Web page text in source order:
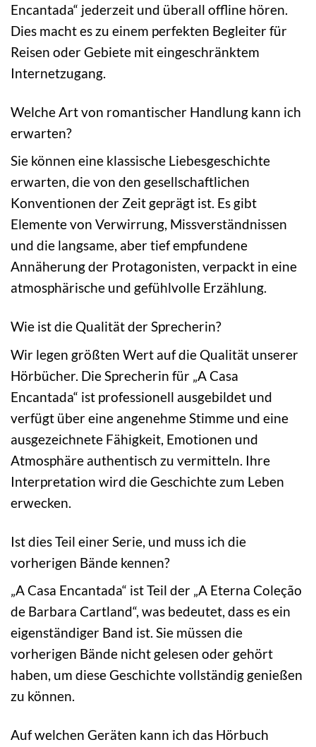
Encantada“ jederzeit und überall offline hören.
Dies macht es zu einem perfekten Begleiter für
Reisen oder Gebiete mit eingeschränktem
Internetzugang.
Welche Art von romantischer Handlung kann ich
erwarten?
Sie können eine klassische Liebesgeschichte
erwarten, die von den gesellschaftlichen
Konventionen der Zeit geprägt ist. Es gibt
Elemente von Verwirrung, Missverständnissen
und die langsame, aber tief empfundene
Annäherung der Protagonisten, verpackt in eine
atmosphärische und gefühlvolle Erzählung.
Wie ist die Qualität der Sprecherin?
Wir legen größten Wert auf die Qualität unserer
Hörbücher. Die Sprecherin für „A Casa
Encantada“ ist professionell ausgebildet und
verfügt über eine angenehme Stimme und eine
ausgezeichnete Fähigkeit, Emotionen und
Atmosphäre authentisch zu vermitteln. Ihre
Interpretation wird die Geschichte zum Leben
erwecken.
Ist dies Teil einer Serie, und muss ich die
vorherigen Bände kennen?
„A Casa Encantada“ ist Teil der „A Eterna Coleção
de Barbara Cartland“, was bedeutet, dass es ein
eigenständiger Band ist. Sie müssen die
vorherigen Bände nicht gelesen oder gehört
haben, um diese Geschichte vollständig genießen
zu können.
Auf welchen Geräten kann ich das Hörbuch